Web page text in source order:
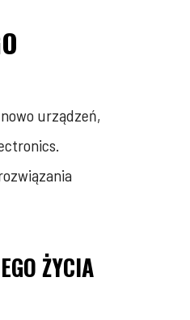
urządzeń,
ŻYCIA